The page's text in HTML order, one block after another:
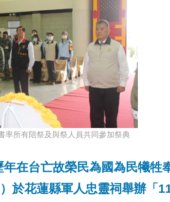
率所有陪祭及與祭人員共同參加祭典
在台亡故榮民為國為民犧牲
）於花蓮縣軍人忠靈祠舉辦「